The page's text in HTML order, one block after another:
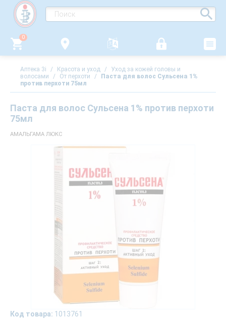
0
Аптека 3i / Красота и уход /
Уход за кожей головы и
волосами
/ От перхоти /
Паста для волос Сульсена 1%
против перхоти 75мл
Паста для волос Сульсена 1% против перхоти
75мл
АМАЛЬГАМА ЛЮКС
Код товара: 1013761